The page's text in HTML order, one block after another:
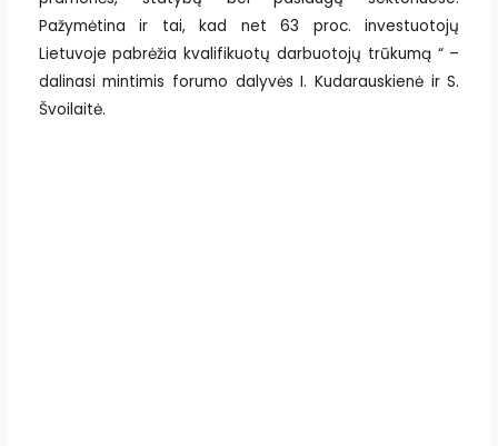
Pažymėtina ir tai, kad net 63 proc. investuotojų
Lietuvoje pabrėžia kvalifikuotų darbuotojų trūkumą “ –
dalinasi mintimis forumo dalyvės I. Kudarauskienė ir S.
Švoilaitė.